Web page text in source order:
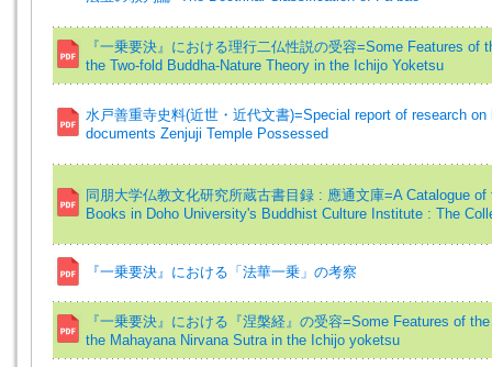
『一乗要決』における理行二仏性説の受容=Some Features of
the Two-fold Buddha-Nature Theory in the Ichijo Yoketsu
水戸善重寺史料(近世・近代文書)=Special report of research on
documents Zenjuji Temple Possessed
同朋大学仏教文化研究所蔵古書目録 : 應通文庫=A Catalogue of
Books in Doho University's Buddhist Culture Institute : The
『一乗要決』における「法華一乗」の考察
『一乗要決』における『涅槃経』の受容=Some Features of
the Mahayana Nirvana Sutra in the Ichijo yoketsu